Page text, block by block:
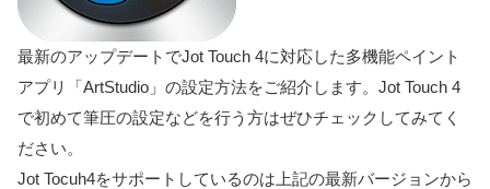
最新のアップデートでJot Touch 4に対応した多機能ペイント
アプリ「ArtStudio」の設定方法をご紹介します。Jot Touch 4
で初めて筆圧の設定などを行う方はぜひチェックしてみてく
ださい。
Jot Tocuh4をサポートしているのは上記の最新バージョンから